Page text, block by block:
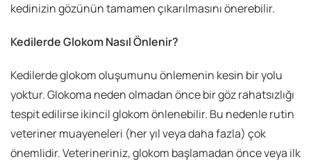
kedinizin gözünün tamamen çıkarılmasını önerebilir.
Kedilerde Glokom Nasıl Önlenir?
Kedilerde glokom oluşumunu önlemenin kesin bir yolu
yoktur. Glokoma neden olmadan önce bir göz rahatsızlığı
tespit edilirse ikincil glokom önlenebilir. Bu nedenle rutin
veteriner muayeneleri (her yıl veya daha fazla) çok
önemlidir. Veterineriniz, glokom başlamadan önce veya ilk